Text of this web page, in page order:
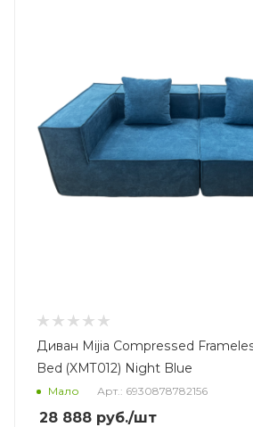
Диван Mijia Compressed
Bed (XMT012) Night Blue
Мало Арт.: 6930878782156
28 888 руб./шт